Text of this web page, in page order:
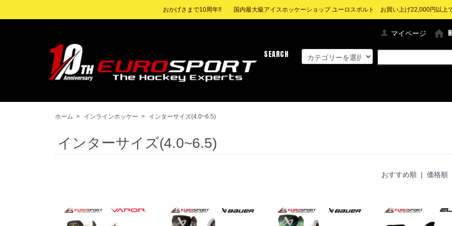
おかげさまで10周年!! 国内最大級アイスホッケーショップ ユーロスポルト お買い上げ22,000円以上
マイページ
SEARCH
ホーム > インラインホッケー > インターサイズ(4.0~6.5)
インターサイズ(4.0~6.5)
おすすめ順 | 価格